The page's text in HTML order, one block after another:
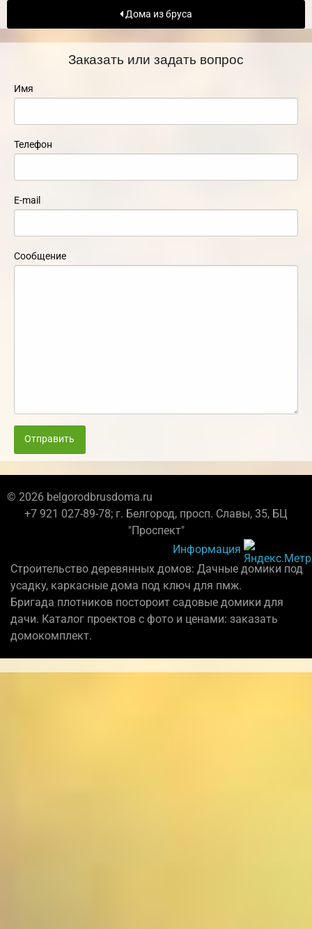
Дома из бруса
Заказать или задать вопрос
Имя
Телефон
E-mail
Сообщение
Отправить
© 2026 belgorodbrusdoma.ru
+7 921 027-89-78; г. Белгород, просп. Славы, 35, БЦ
"Проспект"
Информация
Строительство деревянных домов: Дачные домики под
усадку, каркасные дома под ключ для пмж.
Бригада плотников постороит садовые домики для
дачи. Каталог проектов с фото и ценами: заказать
домокомплект.